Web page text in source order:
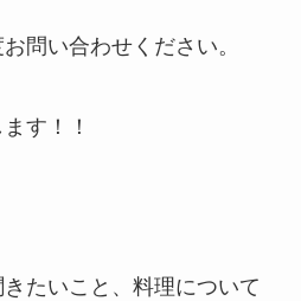
問い合わせください。
す！！
たいこと、料理について